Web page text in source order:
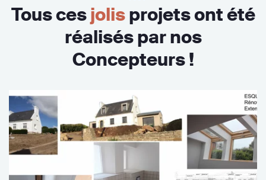
Tous cesjolisprojets ont été
réalisés par nos
Concepteurs !